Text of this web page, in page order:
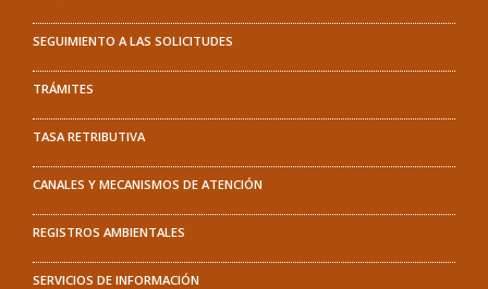
SEGUIMIENTO A LAS SOLICITUDES
TRÁMITES
TASA RETRIBUTIVA
CANALES Y MECANISMOS DE ATENCIÓN
REGISTROS AMBIENTALES
SERVICIOS DE INFORMACIÓN